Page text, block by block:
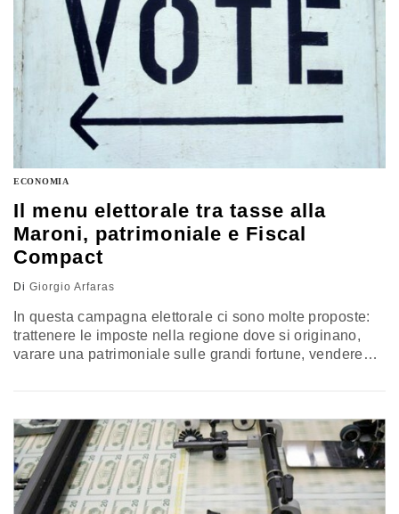
ECONOMIA
Il menu elettorale tra tasse alla
Maroni, patrimoniale e Fiscal
Compact
Di Giorgio Arfaras
In questa campagna elettorale ci sono molte proposte:
trattenere le imposte nella regione dove si originano,
varare una patrimoniale sulle grandi fortune, vendere
la spesa pubblica che - per finanziarsi - accresce il
carico d'imposta nelle altre regioni.…